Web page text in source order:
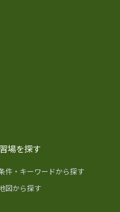
場を探す
件・キーワードから探す
図から探す